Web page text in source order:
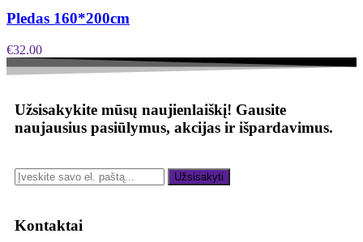
Pledas 160*200cm
€32.00
Užsisakykite mūsų naujienlaiškį! Gausite
naujausius pasiūlymus, akcijas ir išpardavimus.
Užsisakyti
Kontaktai